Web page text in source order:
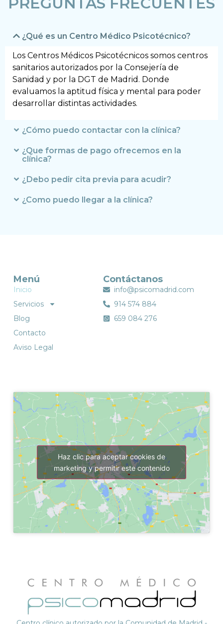
¿Qué es un Centro Médico Psicotécnico?
Los Centros Médicos Psicotécnicos somos centros
sanitarios autorizados por la Consejería de
Sanidad y por la DGT de Madrid. Donde
evaluamos la aptitud física y mental para poder
desarrollar distintas actividades.
¿Cómo puedo contactar con la clínica?
¿Que formas de pago ofrecemos en la
clínica?
¿Debo pedir cita previa para acudir?
¿Como puedo llegar a la clínica?
Menú
Inicio
Servicios
Blog
Contacto
Aviso Legal
Contáctanos
info@psicomadrid.com
914 574 884
659 084 276
Haz clic para aceptar cookies de
marketing y permitir este contenido